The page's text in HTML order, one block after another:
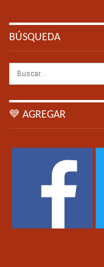
BÚSQUEDA
💙 AGREGAR